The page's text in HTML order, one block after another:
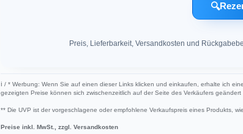
🔍
Preis, Lieferbarkeit, Versandkosten und
ℹ︎ / * Werbung: Wenn Sie auf einen dieser Links klicken und einkaufen, erhalte ich
gezeigten Preise können sich zwischenzeitlich auf der Seite des Verkäufers
** Die UVP ist der vorgeschlagene oder empfohlene Verkaufspreis eines Produkts,
Preise inkl. MwSt., zzgl. Versandkosten